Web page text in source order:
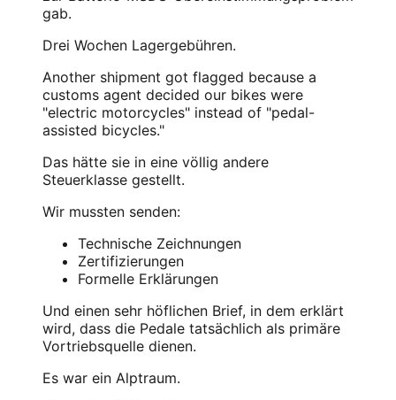
gab.
Drei Wochen Lagergebühren.
Another shipment got flagged because a
customs agent decided our bikes were
"electric motorcycles" instead of "pedal-
assisted bicycles."
Das hätte sie in eine völlig andere
Steuerklasse gestellt.
Wir mussten senden:
Technische Zeichnungen
Zertifizierungen
Formelle Erklärungen
Und einen sehr höflichen Brief, in dem erklärt
wird, dass die Pedale tatsächlich als primäre
Vortriebsquelle dienen.
Es war ein Alptraum.